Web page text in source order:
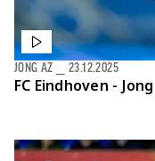
FC Eindhoven -
JONG AZ ⎯23.12.2025